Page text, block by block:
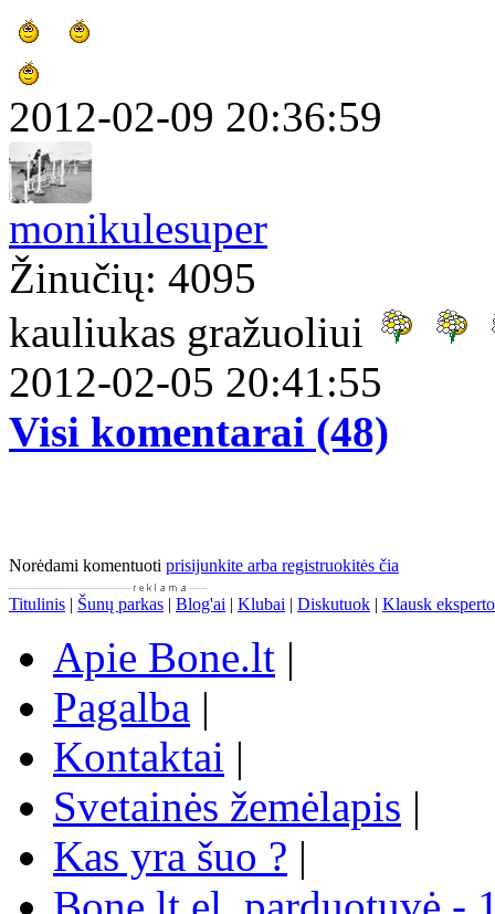
2012-02-09 20:36:59
monikulesuper
Žinučių: 4095
kauliukas gražuoliui
2012-02-05 20:41:55
Visi komentarai (48)
Norėdami komentuoti prisijunkite arba registruokitės čia
Titulinis | Šunų parkas | Blog'ai | Klubai | Diskutuok | Klausk eksperto
Apie Bone.lt |
Pagalba |
Kontaktai |
Svetainės žemėlapis |
Kas yra šuo ? |